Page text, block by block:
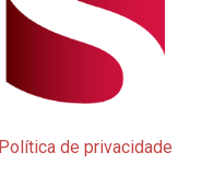
Política de privacidade